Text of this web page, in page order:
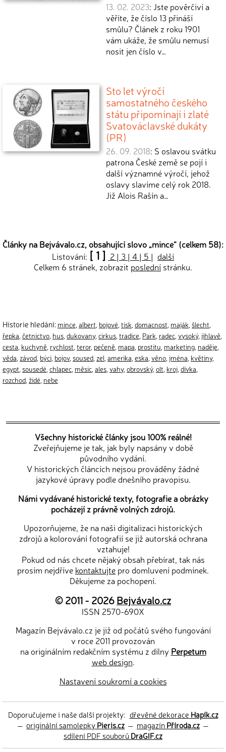
13. 02. 2023: Jste pověrčiví a
věříte, že číslo 13 přináší
smůlu? Článek z roku 1901
vám ukáže, že smůlu nemusí
nosit jen číslo v…
Sto let výročí
samostatného českého
státu připomínají i zlaté
Svatováclavské dukáty
(PR)
26. 09. 2018: S oslavou svátku
patrona České země se pojí i
další významné výročí, jehož
oslavy slavíme celý rok 2018.
Již Alois Rašín a…
Články na Bejvávalo.cz, obsahující slovo „mince“ (celkem 58):
Listování: [ 1 ] 2 | 3 | 4 | 5 | další
Celkem 6 stránek, zobrazit poslední stránku.
Historie hledání: mince albert bojové tisk domacnost maják šlecht
řepka četnictvo hus dukovany, cirkus tradice Park radec vysoký, jihlavě
cesta kuchyně rychlost teror, pečeně mapa prostitu marketing naděje
věda závod býci bojov, soused zel amerika eska věno jména květiny,
egypt sousedé chlapec měsic ales vahy, obrovský, olt kroj dívka
rozchod židé nebe
Všechny historické články jsou 100% reálné!
Zveřejňujeme je tak, jak byly napsány v době
původního vydání.
V historických článcích nejsou prováděny žádné
jazykové úpravy podle dnešního pravopisu.
Námi vydávané historické texty, fotografie a obrázky
pocházejí z právně volných zdrojů.
Upozorňujeme, že na naši digitalizaci historických
zdrojů a kolorování fotografií se již autorská ochrana
vztahuje!
Pokud od nás chcete nějaký obsah přebírat, tak nás
prosím nejdříve kontaktujte pro domluvení podmínek.
Děkujeme za pochopení.
© 2011 - 2026Bejvávalo.cz
ISSN 2570-690X
Magazín Bejvávalo.cz je již od počátů svého fungování
v roce 2011 provozován
na originálním redakčním systému z dílny Perpetum
web design.
Nastavení soukromí a cookies
Doporučujeme i naše další projekty: dřevěné dekorace Hapík.cz
— originální samolepkyPieris.cz — magazínPříroda.cz —
sdílení PDF souborůDraGIF.cz